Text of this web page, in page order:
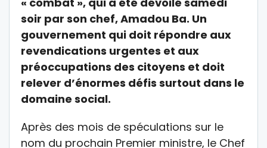
soir par son chef, Amadou Ba. Un
gouvernement qui doit répondre aux
revendications urgentes et aux
préoccupations des citoyens et doit
relever d’énormes défis surtout dans le
domaine social.
Après des mois de spéculations sur le
nom du prochain Premier ministre, le Chef